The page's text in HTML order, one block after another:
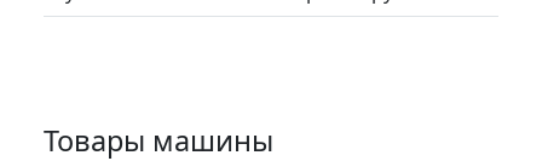
Товары машины